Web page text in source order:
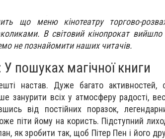
що меню кінотеатру торгово-
В світовий кінопрокат вийшло
не познайомити наших читачів.
У пошуках магічної книги
настав. Дуже багато активностей,
занурити всіх у атмосферу радості,
від постійних поразок,
піти йому на користь. Підступний
як зробити так, щоб Пітер Пен і його